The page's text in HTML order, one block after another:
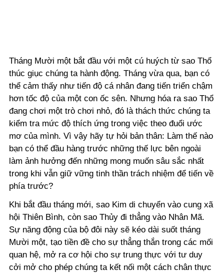
Tháng Mười một bắt đầu với một cú huých từ sao Thổ
thúc giục chúng ta hành động. Tháng vừa qua, bạn có
thể cảm thấy như tiến độ cá nhân đang tiến triển chậm
hơn tốc độ của một con ốc sên. Nhưng hóa ra sao Thổ
đang chơi một trò chơi nhỏ, đó là thách thức chúng ta
kiểm tra mức độ thích ứng trong việc theo đuổi ước
mơ của mình. Vì vậy hãy tự hỏi bản thân: Làm thế nào
bạn có thể đầu hàng trước những thế lực bên ngoài
làm ảnh hưởng đến những mong muốn sâu sắc nhất
trong khi vẫn giữ vững tinh thần trách nhiệm để tiến về
phía trước?
Khi bắt đầu tháng mới, sao Kim di chuyển vào cung xã
hội Thiên Bình, còn sao Thủy đi thẳng vào Nhân Mã.
Sự năng động của bộ đôi này sẽ kéo dài suốt tháng
Mười một, tạo tiền đề cho sự thẳng thắn trong các mối
quan hệ, mở ra cơ hội cho sự trung thực với tư duy
cởi mở cho phép chúng ta kết nối một cách chân thực